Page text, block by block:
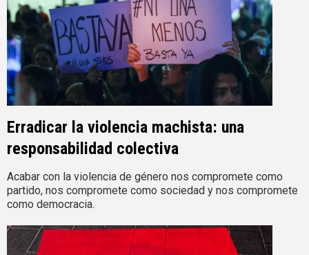
Erradicar la violencia machista: una
responsabilidad colectiva
Acabar con la violencia de género nos compromete como
partido, nos compromete como sociedad y nos compromete
como democracia.